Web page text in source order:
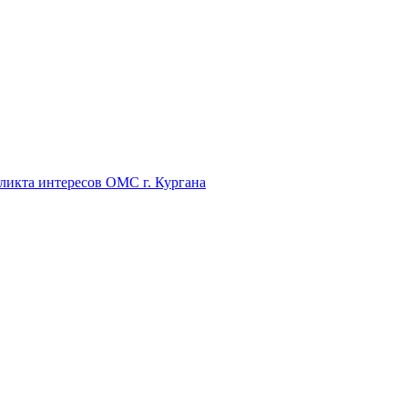
интересов ОМС г. Кургана